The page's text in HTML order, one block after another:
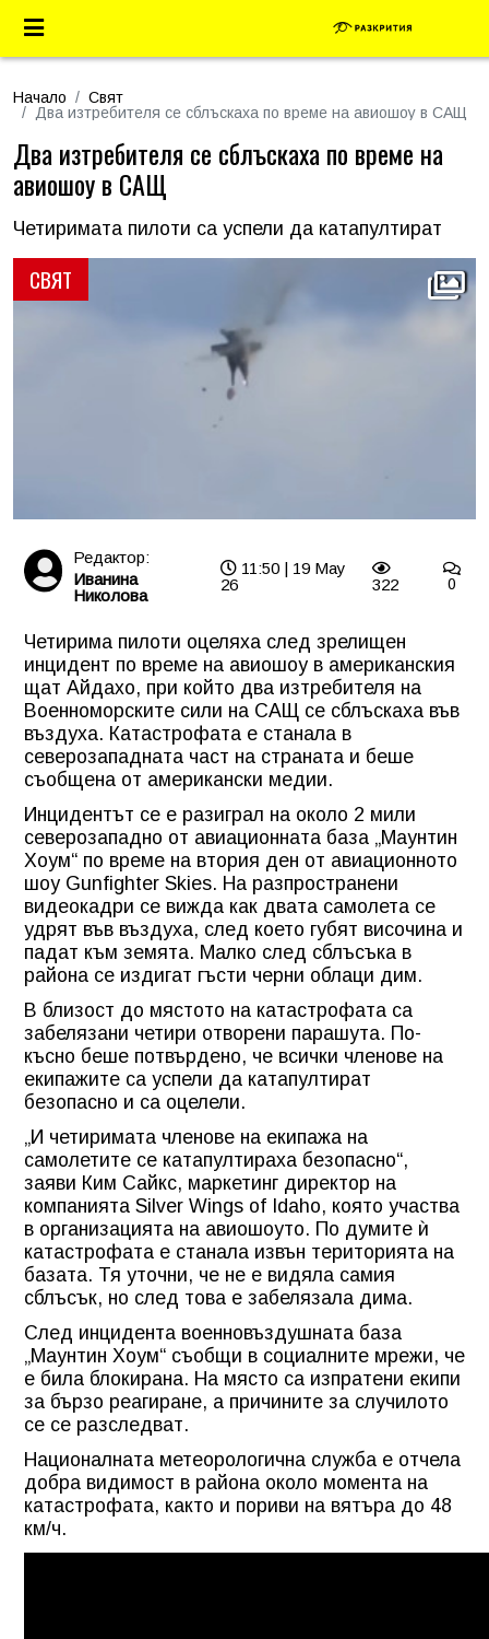
Начало
Свят
Два изтребителя се сблъскаха по време на авиошоу в САЩ
СВЯТ
Два изтребителя се сблъскаха по време на
авиошоу в САЩ
Четиримата пилоти са успели да катапултират
Редактор:
Иванина
Николова
11:50 | 19 May
26
322 0
Четирима пилоти оцеляха след зрелищен
инцидент по време на авиошоу в американския
щат Айдахо, при който два изтребителя на
Военноморските сили на САЩ се сблъскаха във
въздуха. Катастрофата е станала в
северозападната част на страната и беше
съобщена от американски медии.
Инцидентът се е разиграл на около 2 мили
северозападно от авиационната база „Маунтин
Хоум“ по време на втория ден от авиационното
шоу Gunfighter Skies. На разпространени
видеокадри се вижда как двата самолета се
удрят във въздуха, след което губят височина и
падат към земята. Малко след сблъсъка в
района се издигат гъсти черни облаци дим.
В близост до мястото на катастрофата са
забелязани четири отворени парашута. По-
късно беше потвърдено, че всички членове на
екипажите са успели да катапултират
безопасно и са оцелели.
„И четиримата членове на екипажа на
самолетите се катапултираха безопасно“,
заяви Ким Сайкс, маркетинг директор на
компанията Silver Wings of Idaho, която участва
в организацията на авиошоуто. По думите ѝ
катастрофата е станала извън територията на
базата. Тя уточни, че не е видяла самия
сблъсък, но след това е забелязала дима.
След инцидента военновъздушната база
„Маунтин Хоум“ съобщи в социалните мрежи, че
е била блокирана. На място са изпратени екипи
за бързо реагиране, а причините за случилото
се се разследват.
Националната метеорологична служба е отчела
добра видимост в района около момента на
катастрофата, както и пориви на вятъра до 48
км/ч.